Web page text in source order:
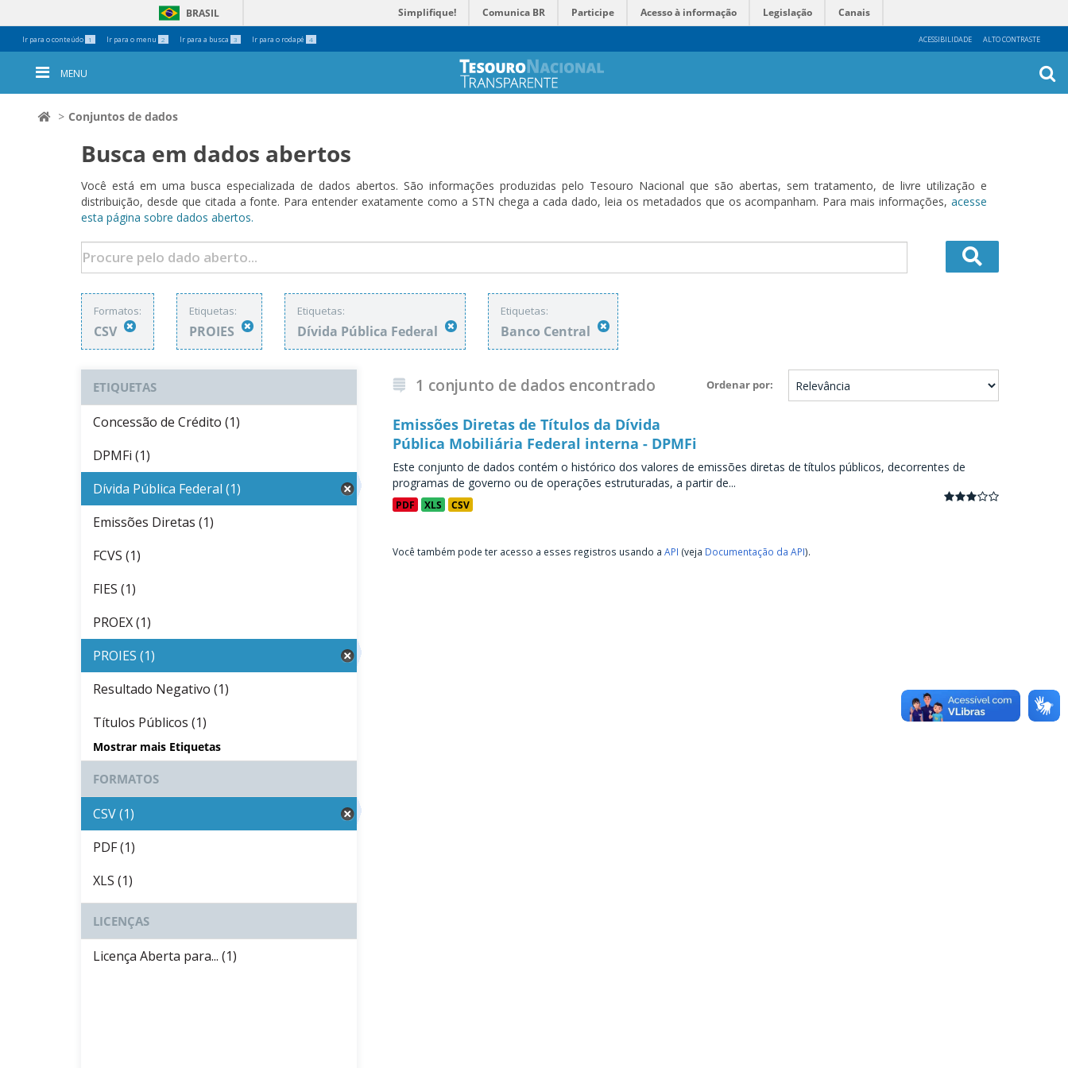
Ir para o conteúdo 1 Ir para o menu 2 Ir para a busca 3 Ir para o rodapé 4 ACESSIBILIDADE ALTO CONTRASTE
BRASIL Simplifique! Comunica BR Participe Acesso à informação Legislação Canais
Ferramentas
Pessoais
MENU
Conjuntos de dados
Busca em dados abertos
Você está em uma busca especializada de dados abertos. São informações produzidas pelo Tesouro Nacional que são abertas, sem tratamento, de livre utilização e
distribuição, desde que citada a fonte. Para entender exatamente como a STN chega a cada dado, leia os metadados que os acompanham. Para mais informações, acesse
esta página sobre dados abertos.
Formatos:
CSV
Etiquetas:
PROIES
Etiquetas:
Dívida Pública Federal
Etiquetas:
Banco Central
Ordenar por
1 conjunto de dados encontrado
Emissões Diretas de Títulos da Dívida
Pública Mobiliária Federal interna - DPMFi
Este conjunto de dados contém o histórico dos valores de emissões diretas de títulos públicos, decorrentes de
programas de governo ou de operações estruturadas, a partir de...
PDF XLS CSV
Você também pode ter acesso a esses registros usando a API (veja Documentação da API).
ETIQUETAS
Concessão de Crédito (1)
DPMFi (1)
Dívida Pública Federal (1)
Emissões Diretas (1)
FCVS (1)
FIES (1)
PROEX (1)
PROIES (1)
Resultado Negativo (1)
Títulos Públicos (1)
Mostrar mais Etiquetas
FORMATOS
CSV (1)
PDF (1)
XLS (1)
LICENÇAS
Licença Aberta para... (1)